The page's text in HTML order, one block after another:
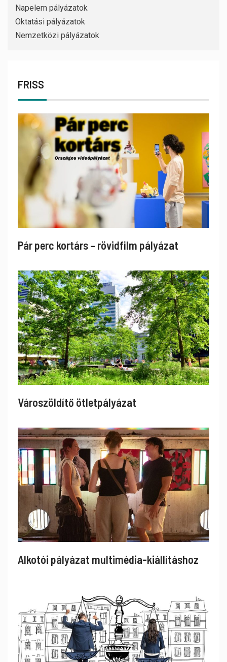
Napelem pályázatok
Oktatási pályázatok
Nemzetközi pályázatok
FRISS
Pár perc kortárs – rövidfilm pályázat
Városzöldítő ötletpályázat
Alkotói pályázat multimédia-kiállításhoz